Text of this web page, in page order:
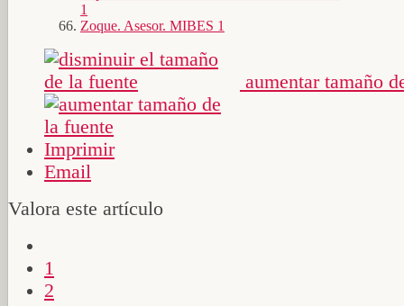
1
Zoque. Asesor. MIBES 1
aumentar tamaño
Imprimir
Email
Valora este artículo
1
2